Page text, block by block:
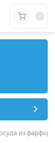
из фарфора